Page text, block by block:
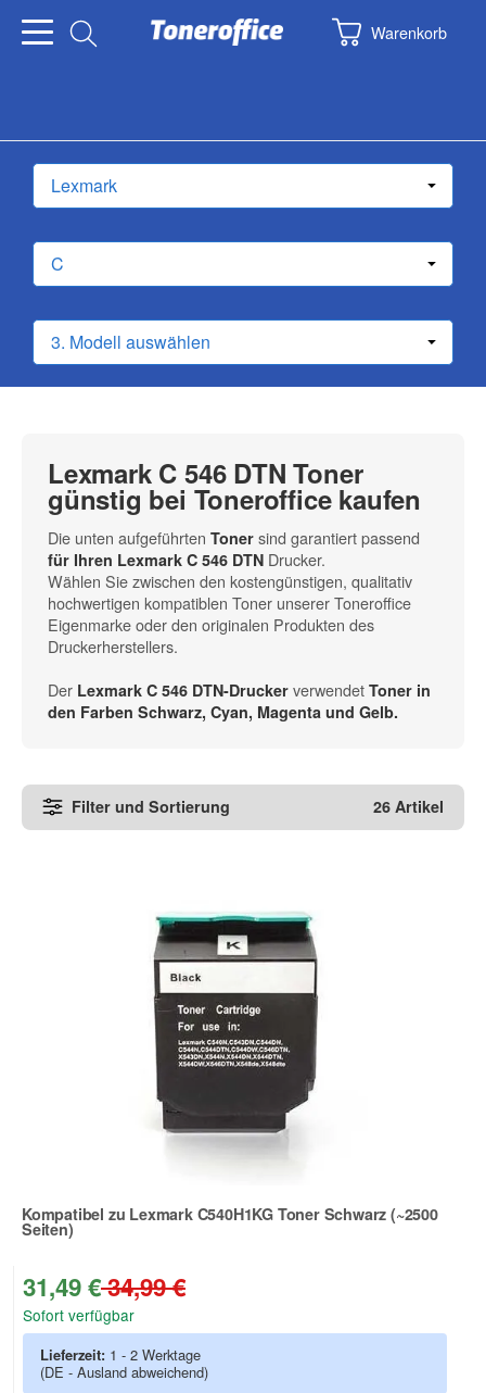
Warenkorb
Lexmark C 546 DTN Toner
günstig bei Toneroffice kaufen
Die unten aufgeführten Toner sind garantiert passend
für Ihren Lexmark C 546 DTN Drucker.
Wählen Sie zwischen den kostengünstigen, qualitativ
hochwertigen kompatiblen Toner unserer Toneroffice
Eigenmarke oder den originalen Produkten des
Druckerherstellers.
Der Lexmark C 546 DTN-Drucker verwendet Toner in
den Farben Schwarz, Cyan, Magenta und Gelb.
Filter und Sortierung 26 Artikel
Kompatibel zu Lexmark C540H1KG Toner Schwarz (~2500
Seiten)
Zur Artikelbewertung
31,49 €34,99 €
Sofort verfügbar
Lieferzeit: 1 - 2 Werktage
(DE - Ausland abweichend)